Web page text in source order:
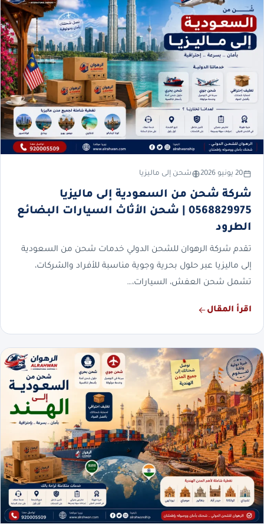
20 يونيو 2026 شحن إلى ماليزيا
شركة شحن من السعودية إلى ماليزيا
0568829975 | شحن الأثاث السيارات البضائع
الطرود
تقدم شركة الرهوان للشحن الدولي خدمات شحن من السعودية
إلى ماليزيا عبر حلول بحرية وجوية مناسبة للأفراد والشركات،
تشمل شحن العفش، السيارات،…
اقرأ المقال